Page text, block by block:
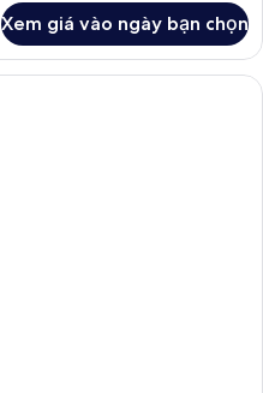
Xem giá vào ngày bạn chọn